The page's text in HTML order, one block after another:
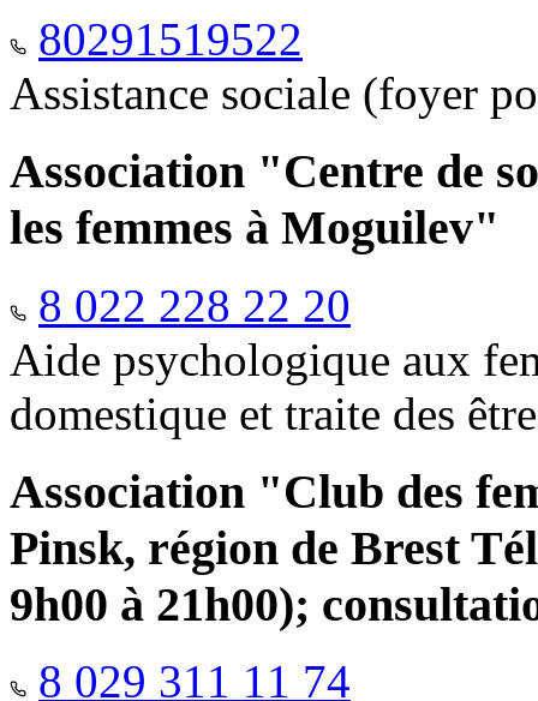
80291519522
Assistance sociale (foyer
Association "Centre de
les femmes à Moguilev"
8 022 228 22 20
Aide psychologique aux
domestique et traite des
Association "Club des
Pinsk, région de Brest
9h00 à 21h00);
8 029 311 11 74